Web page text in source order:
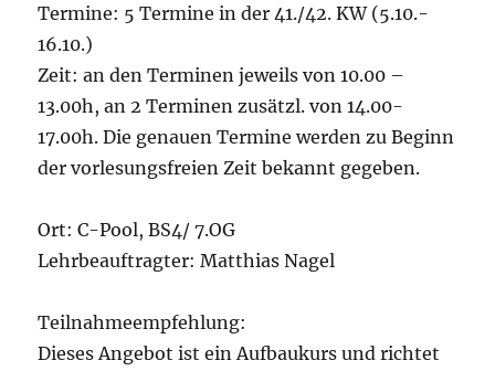
Termine: 5 Termine in der 41./42. KW (5.10.-
16.10.)
Zeit: an den Terminen jeweils von 10.00 –
13.00h, an 2 Terminen zusätzl. von 14.00-
17.00h. Die genauen Termine werden zu Beginn
der vorlesungsfreien Zeit bekannt gegeben.
Ort: C-Pool, BS4/ 7.OG
Lehrbeauftragter: Matthias Nagel
Teilnahmeempfehlung:
Dieses Angebot ist ein Aufbaukurs und richtet